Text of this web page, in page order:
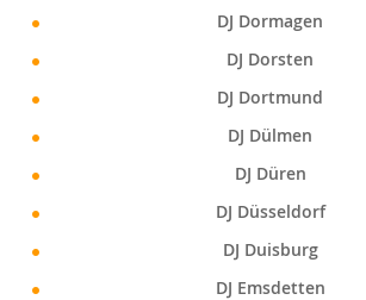
DJ Dormagen
DJ Dorsten
DJ Dortmund
DJ Dülmen
DJ Düren
DJ Düsseldorf
DJ Duisburg
DJ Emsdetten